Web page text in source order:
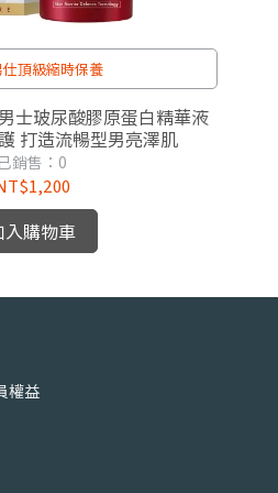
頂級縮時保養
士玻尿酸膠原蛋白精華液
打造流暢型男亮澤肌
銷售：0
入購物車
權益